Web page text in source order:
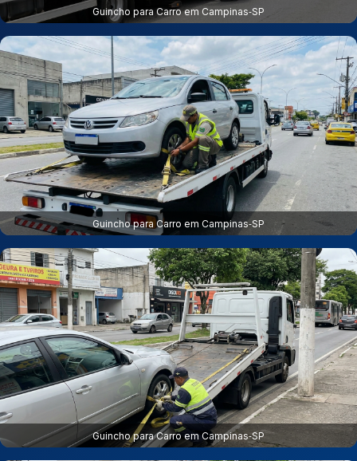
Guincho para Carro em Campinas‑SP
Guincho para Carro em Campinas‑SP
Guincho para Carro em Campinas‑SP